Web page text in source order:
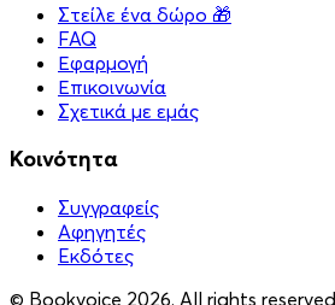
Στείλε ένα δώρο 🎁
FAQ
Εφαρμογή
Επικοινωνία
Σχετικά με εμάς
Κοινότητα
Συγγραφείς
Αφηγητές
Eκδότες
© Bookvoice 2026. All rights